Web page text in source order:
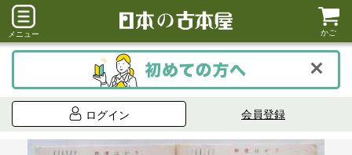
メニュー かご
ログイン 会員登録